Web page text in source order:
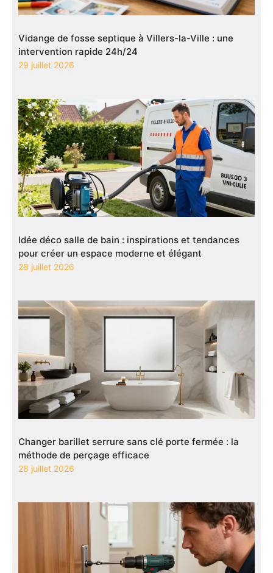
Vidange de fosse septique à Villers-la-Ville : une
intervention rapide 24h/24
29 juillet 2026
Idée déco salle de bain : inspirations et tendances
pour créer un espace moderne et élégant
28 juillet 2026
Changer barillet serrure sans clé porte fermée : la
méthode de perçage efficace
28 juillet 2026